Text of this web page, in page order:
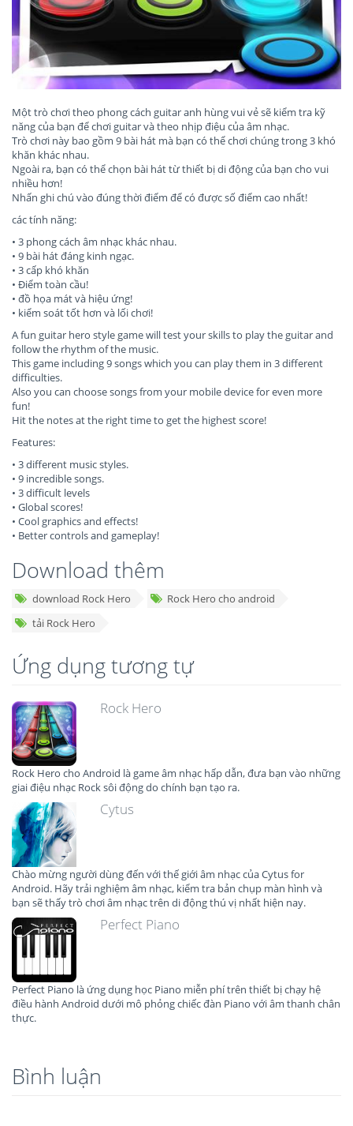
Một trò chơi theo phong cách guitar anh hùng vui vẻ sẽ kiểm tra kỹ
năng của bạn để chơi guitar và theo nhịp điệu của âm nhạc.
Trò chơi này bao gồm 9 bài hát mà bạn có thể chơi chúng trong 3 khó
khăn khác nhau.
Ngoài ra, bạn có thể chọn bài hát từ thiết bị di động của bạn cho vui
nhiều hơn!
Nhấn ghi chú vào đúng thời điểm để có được số điểm cao nhất!
các tính năng:
• 3 phong cách âm nhạc khác nhau.
• 9 bài hát đáng kinh ngạc.
• 3 cấp khó khăn
• Điểm toàn cầu!
• đồ họa mát và hiệu ứng!
• kiểm soát tốt hơn và lối chơi!
A fun guitar hero style game will test your skills to play the guitar and
follow the rhythm of the music.
This game including 9 songs which you can play them in 3 different
difficulties.
Also you can choose songs from your mobile device for even more
fun!
Hit the notes at the right time to get the highest score!
Features:
• 3 different music styles.
• 9 incredible songs.
• 3 difficult levels
• Global scores!
• Cool graphics and effects!
• Better controls and gameplay!
Download thêm
download Rock Hero
Rock Hero cho android
tải Rock Hero
Ứng dụng tương tự
Rock Hero
Rock Hero cho Android là game âm nhạc hấp dẫn, đưa bạn vào những
giai điệu nhạc Rock sôi động do chính bạn tạo ra.
Cytus
Chào mừng người dùng đến với thế giới âm nhạc của Cytus for
Android. Hãy trải nghiệm âm nhạc, kiểm tra bản chụp màn hình và
bạn sẽ thấy trò chơi âm nhạc trên di động thú vị nhất hiện nay.
Perfect Piano
Perfect Piano là ứng dụng học Piano miễn phí trên thiết bị chạy hệ
điều hành Android dưới mô phỏng chiếc đàn Piano với âm thanh chân
thực.
Bình luận